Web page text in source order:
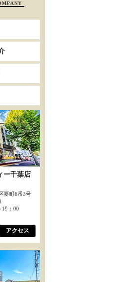
ー千葉店
要町6番3号
19：00
アクセス